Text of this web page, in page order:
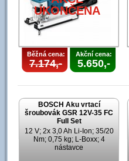
UKONČENA
Běžná cena:
7.174,-
Akční cena:
5.650,-
BOSCH Aku vrtací
šroubovák GSR 12V-35 FC
Full Set
12 V; 2x 3,0 Ah Li-Ion; 35/20
Nm; 0,75 kg; L-Boxx; 4
nástavce